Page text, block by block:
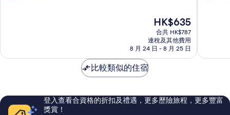
越，
價
篇
現
售
HK$635
HK$635
合共 HK$787
連稅及其他費用
8 月 24 日 - 8 月 25 日
越，
價
篇
比較類似的住宿
登入查看合資格的折扣及禮遇，更多歷險旅程，更多豐富
獎賞！